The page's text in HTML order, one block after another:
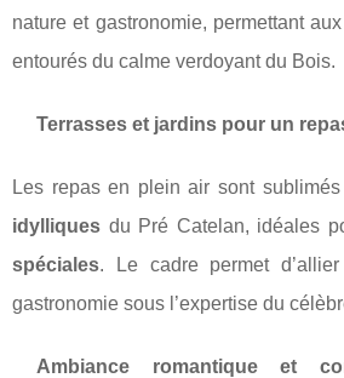
nature et gastronomie, permettant
entourés du calme verdoyant du Bois.
Terrasses et jardins pour un
Les repas en plein air sont
idylliques du Pré Catelan, idéales
spéciales. Le cadre permet
gastronomie sous l’expertise du
Ambiance romantique et